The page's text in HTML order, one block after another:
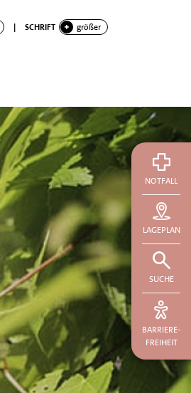
| SCHRIFT größer
NOTFALL
LAGEPLAN
SUCHE
BARRIERE-
FREIHEIT